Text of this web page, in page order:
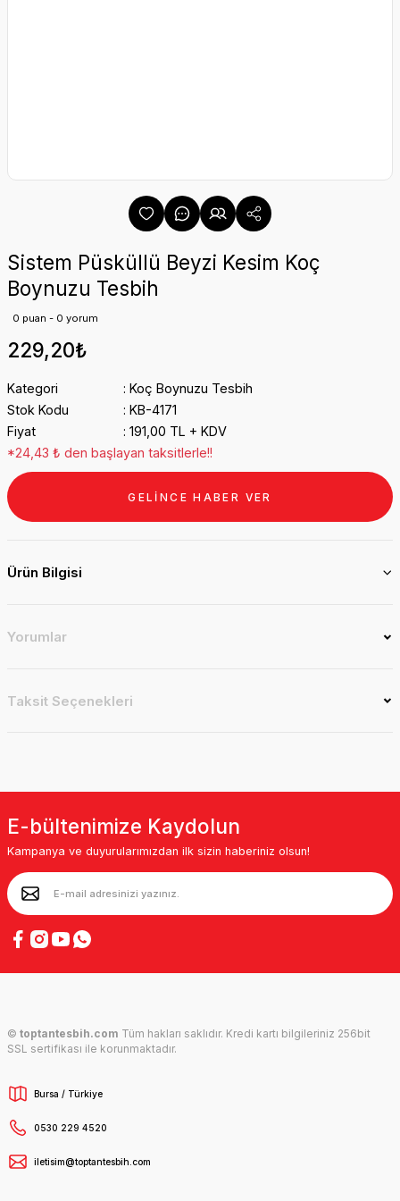
Sistem Püsküllü Beyzi Kesim Koç
Boynuzu Tesbih
0 puan - 0 yorum
229,20₺
Kategori
Koç Boynuzu Tesbih
Stok Kodu
KB-4171
Fiyat
191,00 TL + KDV
*24,43 ₺ den başlayan taksitlerle!!
GELİNCE HABER VER
Ürün Bilgisi
Yorumlar
Taksit Seçenekleri
E-bültenimize Kaydolun
Kampanya ve duyurularımızdan ilk sizin haberiniz olsun!
© toptantesbih.com Tüm hakları saklıdır. Kredi kartı bilgileriniz 256bit
SSL sertifikası ile korunmaktadır.
Bursa / Türkiye
0530 229 4520
iletisim@toptantesbih.com